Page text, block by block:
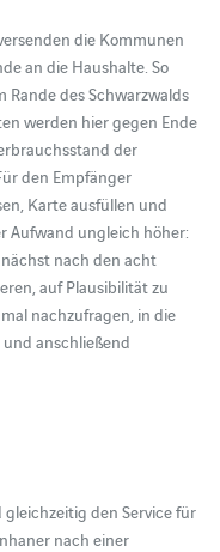
die Kommunen
an die Haushalte. So
des Schwarzwalds
werden hier gegen Ende
der
den Empfänger
Karte ausfüllen und
Aufwand ungleich höher:
nach den acht
auf Plausibilität zu
nachzufragen, in die
anschließend
den Service für
nach einer